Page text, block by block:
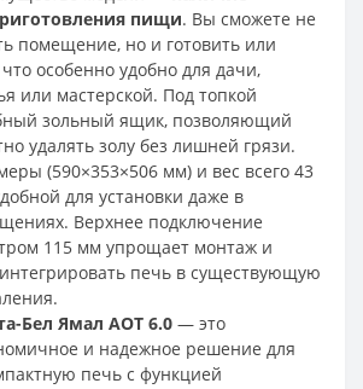
пищи. Вы сможете не
помещение, но и готовить или
что особенно удобно для дачи,
или мастерской. Под топкой
зольный ящик, позволяющий
удалять золу без лишней грязи.
(590×353×506 мм) и вес всего 43
для установки даже в
Верхнее подключение
115 мм упрощает монтаж и
интегрировать печь в существующую
Бел Ямал АОТ 6.0 — это
и надежное решение для
печь с функцией